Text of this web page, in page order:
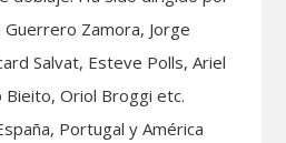
Zamora, Jorge
Salvat, Esteve Polls, Ariel
Bieito, Oriol Broggi etc.
Portugal y América